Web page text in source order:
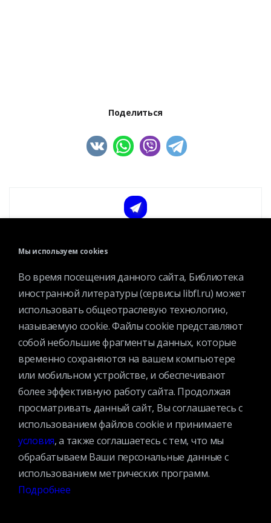
Поделиться
ПРИСОЕДИНЯЙТЕСЬ
Дружите с Иностранкой
КАТАЛОГ
МЕРОПРИЯТИЯ
НОВОСТИ
СТРУКТУРА
О БИБЛИОТЕКЕ
Мы используем cookies
Во время посещения данного сайта, Библиотека
иностранной литературы (сервисы libfl.ru) может
использовать общеотраслевую технологию,
называемую cookie. Файлы cookie представляют
собой небольшие фрагменты данных, которые
временно сохраняются на вашем компьютере
или мобильном устройстве, и обеспечивают
более эффективную работу сайта. Продолжая
просматривать данный сайт, Вы соглашаетесь с
использованием файлов cookie и принимаете
условия, а также соглашаетесь с тем, что мы
обрабатываем Ваши персональные данные с
использованием метрических программ.
Подробнее